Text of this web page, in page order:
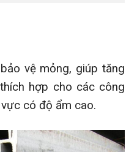
vệ mỏng, giúp tăng
hợp cho các công
có độ ẩm cao.